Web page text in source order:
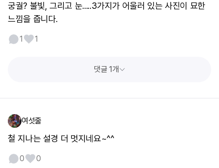
궁궐? 불빛, 그리고 눈.....3가지가 어울러 있는 사진이 묘한
느낌을 줍니다.
1 1
댓글 1개
여섯줄
철 지나는 설경 더 멋지네요~^^
0 0